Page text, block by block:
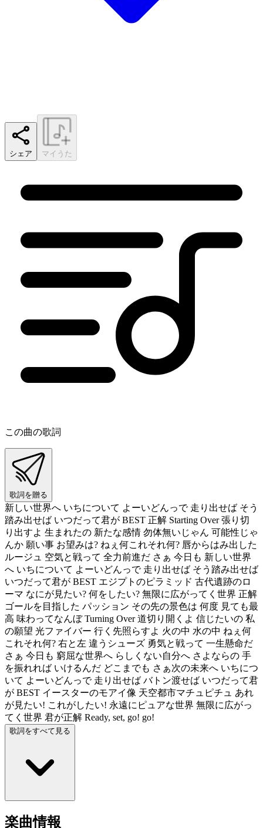
シェア マイうた
この曲の歌詞
歌詞を贈る
新しい世界へ いちについて よーいどんっで 走り出せば そう
踏み出せば いつだって君が BEST 正解 Starting Over 張り切
り出すよ 生まれたの 新たな感情 勿体無いじゃん 可能性じゃ
んか 願い事 お望みは? ねぇ何これそれ何? 唇からはみ出した
ルージュ 空気と戦って 全力前進だ さぁ 今日も 新しい世界
へ いちについて よーいどんっで 走り出せば そう踏み出せば
いつだって君が BEST エジプトのピラミッド 古代遺跡のロ
ーマ なにが見たい? 何をしたい? 無限に広がってく世界 正解
ゴールを目指した パッション その先の景色は 何度 見ても最
高 味わってなんぼ Turning Over 道切り開くよ 信じたいの 私
の願望 光ファイバー 行く先照らすよ 火の中 水の中 ねぇ何
これそれ何? 右と左 違うシューズ 勇気と戦って 一生懸命だ
さぁ 今日も 窮屈な世界へ らしくない自分へ さよならの 手
を振れれば いけるんだ どこまでも さぁ次の未来へ いちにつ
いて よーいどんっで 走り出せば バトン渡せば いつだって君
が BEST イースターのモアイ像 天空都市マチュピチュ あれ
が見たい! これがしたい! 永遠にピュアな世界 無限に広がっ
てく世界 君が正解 Ready, set, go! go!
歌詞をすべて見る
楽曲情報